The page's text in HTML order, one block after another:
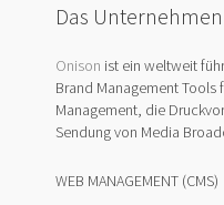
Das Unternehmen
Onison ist ein weltweit
Brand Management Tools
Management, die
Sendung von Media
WEB MANAGEMENT (CMS)